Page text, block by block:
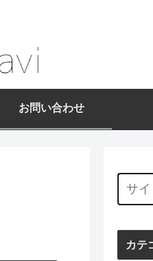
お問い合わせ
カテ